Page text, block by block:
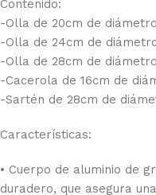
Contenido:
-Olla de 20cm de
-Olla de 24cm de
-Olla de 28cm de
-Cacerola de 16cm de
-Sartén de 28cm de
Características:
• Cuerpo de aluminio de
duradero, que asegura